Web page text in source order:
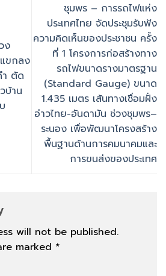
ง
ขกลง
ำ ตัด
บ้าน
ชุมพร – การรถไฟแห่ง
ประเทศไทย จัดประชุมรับฟัง
ความคิดเห็นของประชาชน ครั้ง
ที่ 1 โครงการก่อสร้างทาง
รถไฟขนาดรางมาตรฐาน
(Standard Gauge) ขนาด
1.435 เมตร เส้นทางเชื่อมฝั่ง
อ่าวไทย-อันดามัน ช่วงชุมพร–
ระนอง เพื่อพัฒนาโครงสร้าง
พื้นฐานด้านการคมนาคมและ
การขนส่งของประเทศ
will not be published.
marked *